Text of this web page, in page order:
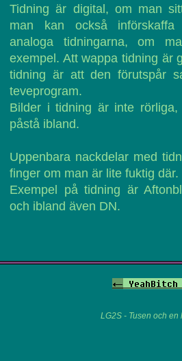
Tidning är digital, om man
man kan också
analoga tidningarna, om
exempel. Att wappa tidning är
tidning är att den förutspår
teveprogram.
Bilder i tidning är inte rörliga,
påstå ibland.
Uppenbara nackdelar med
finger om man är lite fuktig där.
Exempel på tidning är
och ibland även DN.
<- YeahBitch
LG2S - Tusen och en